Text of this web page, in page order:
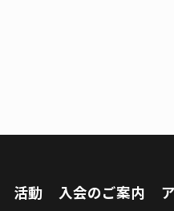
活動 入会のご案内